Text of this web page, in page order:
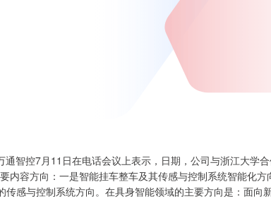
通智控7月11日在电话会议上表示，日期，公司与浙江大学
内容方向：一是智能挂车整车及其传感与控制系统智能化
传感与控制系统方向。在具身智能领域的主要方向是：面